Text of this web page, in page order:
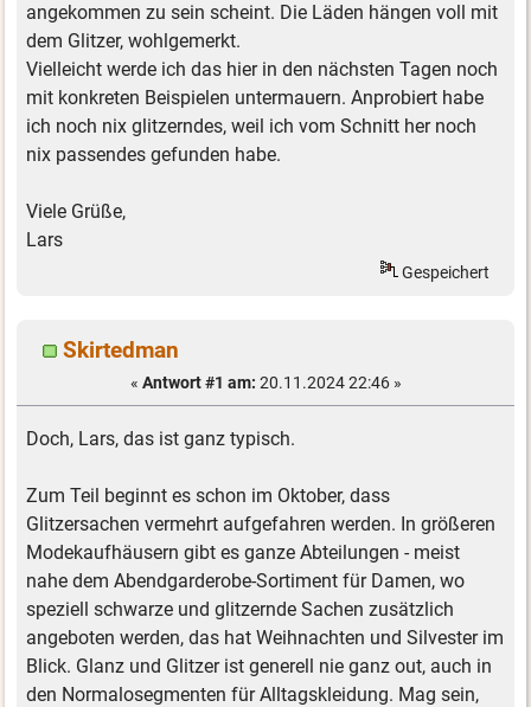
angekommen zu sein scheint. Die Läden hängen voll mit
dem Glitzer, wohlgemerkt.
Vielleicht werde ich das hier in den nächsten Tagen noch
mit konkreten Beispielen untermauern. Anprobiert habe
ich noch nix glitzerndes, weil ich vom Schnitt her noch
nix passendes gefunden habe.
Viele Grüße,
Lars
Gespeichert
Skirtedman
« Antwort #1 am: 20.11.2024 22:46 »
Doch, Lars, das ist ganz typisch.
Zum Teil beginnt es schon im Oktober, dass
Glitzersachen vermehrt aufgefahren werden. In größeren
Modekaufhäusern gibt es ganze Abteilungen - meist
nahe dem Abendgarderobe-Sortiment für Damen, wo
speziell schwarze und glitzernde Sachen zusätzlich
angeboten werden, das hat Weihnachten und Silvester im
Blick. Glanz und Glitzer ist generell nie ganz out, auch in
den Normalosegmenten für Alltagskleidung. Mag sein,